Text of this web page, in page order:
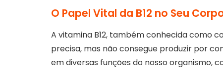
O Papel Vital da B12 no Seu
A vitamina B12, também conhecida como
precisa, mas não consegue produzir por
em diversas funções do nosso organismo,